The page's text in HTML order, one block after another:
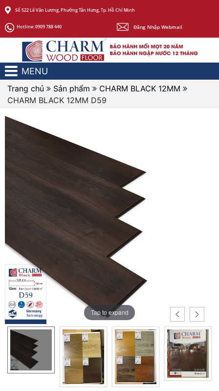
Số 522 Lê Văn Lương, Phường Tân Hưng, Tp. Hồ Chí Minh
Hotline:0909 788 440 Đăng Nhập Webmail
MENU
Trang chủ Sản phẩm
CHARM BLACK 12MM
CHARM BLACK 12MM D59
Tap to expand